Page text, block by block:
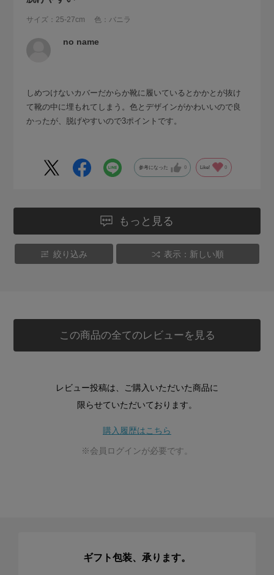
サイズ：25-27cm 色：バニラ
no name
しめつけないカバーだからか靴に履いているとかかとが抜け
て靴の中に埋もれてしまう。色とデザインがかわいいので良
かったが、脱げやすいので3ポイントです。
参考になった 0 Like! 0
もっと見る
絞り込み 表示：新しい順
この商品の全てのレビューを見る
レビュー投稿は、ご購入いただいた商品に
限らせていただいております。
購入履歴はこちら
※会員ログインが必要です。
ギフト包装、承ります。